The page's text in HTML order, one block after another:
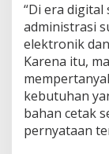
“Di era
administrasi
elektronik
Karena itu,
kebutuhan
bahan cetak
pernyataan